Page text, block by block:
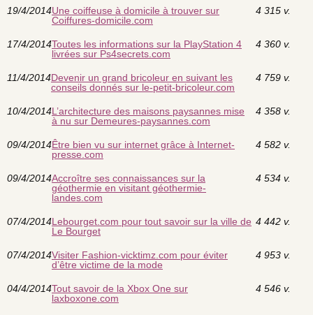
19/4/2014Une coiffeuse à domicile à trouver sur
Coiffures-domicile.com
4 315 v.
17/4/2014Toutes les informations sur la PlayStation 4
livrées sur Ps4secrets.com
4 360 v.
11/4/2014Devenir un grand bricoleur en suivant les
conseils donnés sur le-petit-bricoleur.com
4 759 v.
10/4/2014L’architecture des maisons paysannes mise
à nu sur Demeures-paysannes.com
4 358 v.
09/4/2014Être bien vu sur internet grâce à Internet-
presse.com
4 582 v.
09/4/2014Accroître ses connaissances sur la
géothermie en visitant géothermie-
landes.com
4 534 v.
07/4/2014Lebourget.com pour tout savoir sur la ville de
Le Bourget
4 442 v.
07/4/2014Visiter Fashion-vicktimz.com pour éviter
d’être victime de la mode
4 953 v.
04/4/2014Tout savoir de la Xbox One sur
laxboxone.com
4 546 v.